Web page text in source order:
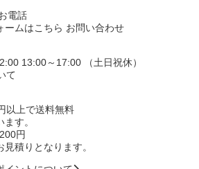
電話
お問い合わせ
13:00～17:00 （土日祝休）
て
以上で送料無料
す。
円
積りとなります。